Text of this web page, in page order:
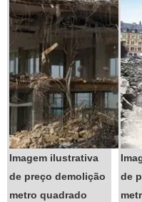
de concreto
responsável,
Plena
organização
em demolição
Imagem ilustrativa
de preço demolição
metro quadrado
de